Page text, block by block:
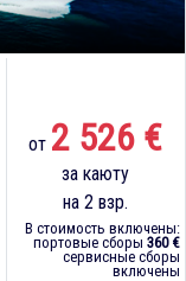
от 2 526 €
за каюту
на 2 взр.
В стоимость включены:
портовые сборы 360 €
сервисные сборы
включены